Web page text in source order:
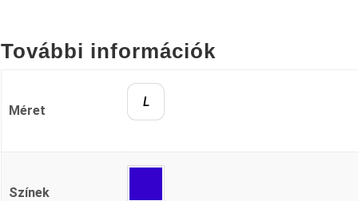
További információk
Méret
L
Színek